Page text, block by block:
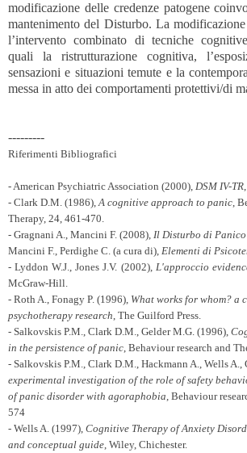
modificazione delle credenze patogene
mantenimento del Disturbo. La
l’intervento combinato di tecniche
quali la ristrutturazione cognitiva,
sensazioni e situazioni temute e la
messa in atto dei comportamenti protettivi/di
---------
Riferimenti Bibliografici
- American Psychiatric Association (2000), DSM IV-TR
- Clark D.M. (1986),A cognitive approach to panic,
Therapy, 24, 461-470.
- Gragnani A., Mancini F. (2008), Il Disturbo di
Mancini F., Perdighe C. (a cura di), Elementi di
- Lyddon W.J., Jones J.V. (2002), L'approccio
McGraw-Hill.
- Roth A., Fonagy P. (1996), What works for whom? a
psychotherapy research, The Guilford Press.
- Salkovskis P.M., Clark D.M., Gelder M.G. (1996),
in the persistence of panic, Behaviour research and
- Salkovskis P.M., Clark D.M., Hackmann A., Wells
experimental investigation of the role of safety
of panic disorder with agoraphobia, Behaviour
574
- Wells A. (1997), Cognitive Therapy of Anxiety
and conceptual guide, Wiley, Chichester.